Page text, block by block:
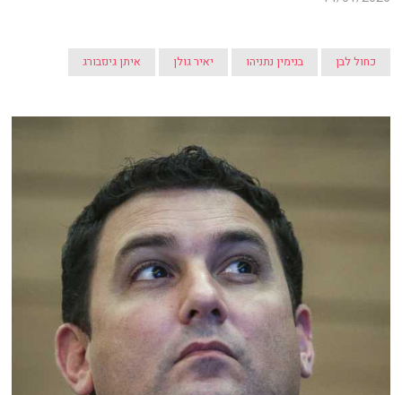
כחול לבן בנימין נתניהו יאיר גולן איתן גינזבורג